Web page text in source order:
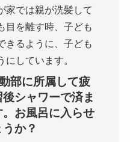
家では親が洗髪して
目を離す時、子ども
きるように、子ども
にしています。
部に所属して疲
シャワーで済ま
お風呂に入らせ
か？